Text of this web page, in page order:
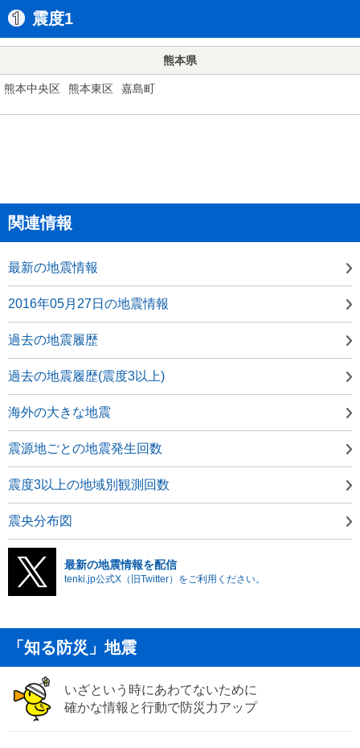
震度1
熊本県
熊本中央区 熊本東区 嘉島町
関連情報
最新の地震情報
2016年05月27日の地震情報
過去の地震履歴
過去の地震履歴(震度3以上)
海外の大きな地震
震源地ごとの地震発生回数
震度3以上の地域別観測回数
震央分布図
最新の地震情報を配信
tenki.jp公式X（旧Twitter）をご利用ください。
「知る防災」地震
いざという時にあわてないために
確かな情報と行動で防災力アップ